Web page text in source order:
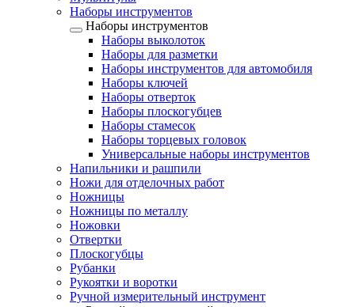
Наборы инструментов
Наборы инструментов
Наборы выколоток
Наборы для разметки
Наборы инструментов для автомобиля
Наборы ключей
Наборы отверток
Наборы плоскогубцев
Наборы стамесок
Наборы торцевых головок
Универсальные наборы инструментов
Напильники и рашпили
Ножи для отделочных работ
Ножницы
Ножницы по металлу
Ножовки
Отвертки
Плоскогубцы
Рубанки
Рукоятки и воротки
Ручной измерительный инструмент